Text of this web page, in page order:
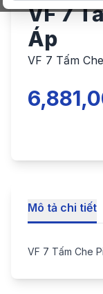
VF 7
Áp
VF 7 Tấm
Mô tả chi tiết
VF 7 Tấm Che